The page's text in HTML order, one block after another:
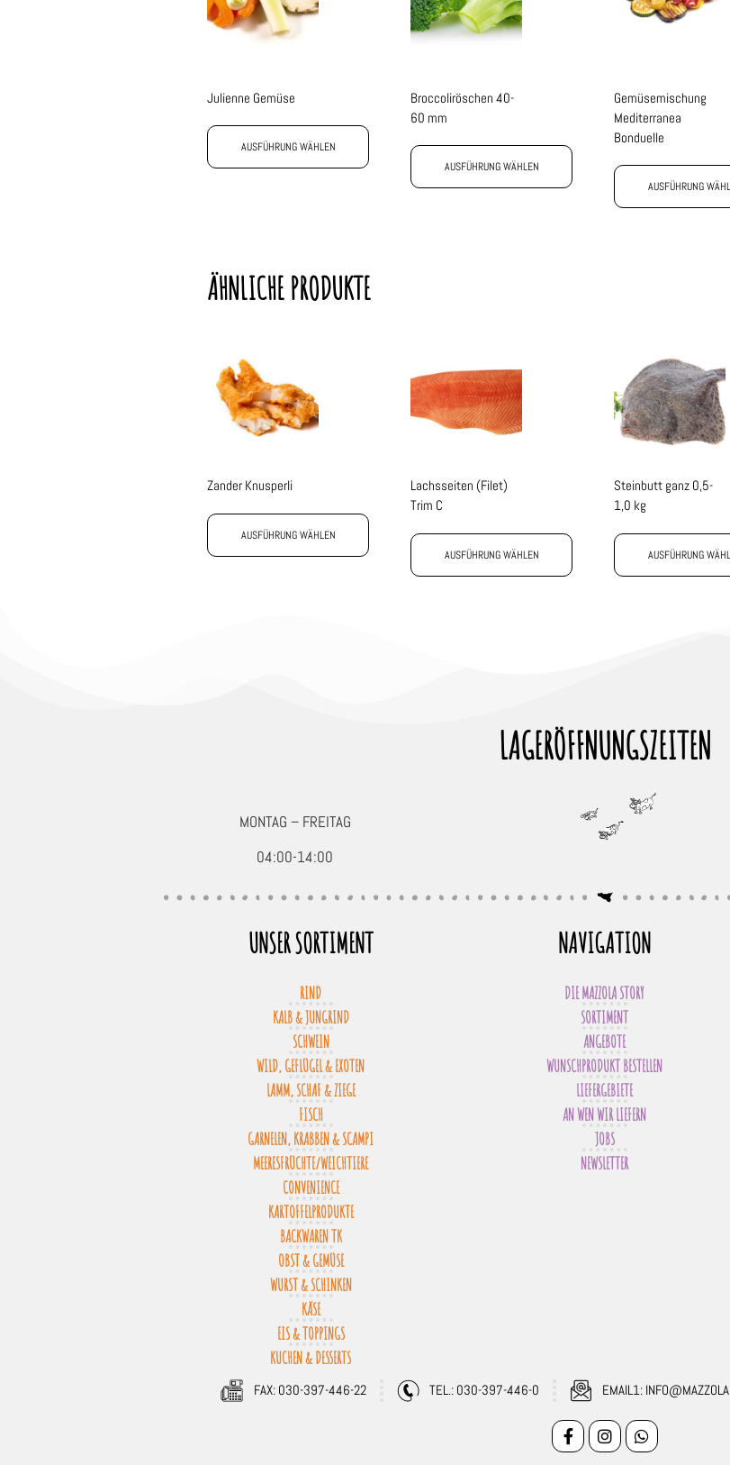
Julienne Gemüse
AUSFÜHRUNG WÄHLEN
Broccoliröschen 40-
60 mm
AUSFÜHRUNG WÄHLEN
Gemüsemischung
Mediterranea
Bonduelle
AUSFÜHRUNG
ÄHNLICHE PRODUKTE
Zander Knusperli
AUSFÜHRUNG WÄHLEN
Lachsseiten (Filet)
Trim C
AUSFÜHRUNG WÄHLEN
Steinbutt ganz 0,5-
1,0 kg
AUSFÜHRUNG
LAGERÖFFNUNGSZEITEN
MONTAG – FREITAG
04:00-14:00
UNSER SORTIMENT
RIND
KALB & JUNGRIND
SCHWEIN
WILD, GEFLÜGEL & EXOTEN
LAMM, SCHAF & ZIEGE
FISCH
GARNELEN, KRABBEN & SCAMPI
MEERESFRÜCHTE/WEICHTIERE
CONVENIENCE
KARTOFFELPRODUKTE
BACKWAREN TK
OBST & GEMÜSE
WURST & SCHINKEN
KÄSE
EIS & TOPPINGS
KUCHEN & DESSERTS
NAVIGATION
DIE MAZZOLA STORY
SORTIMENT
ANGEBOTE
WUNSCHPRODUKT BESTELLEN
LIEFERGEBIETE
AN WEN WIR LIEFERN
JOBS
NEWSLETTER
FAX: 030-397-446-22 TEL.: 030-397-446-0 EMAIL1: